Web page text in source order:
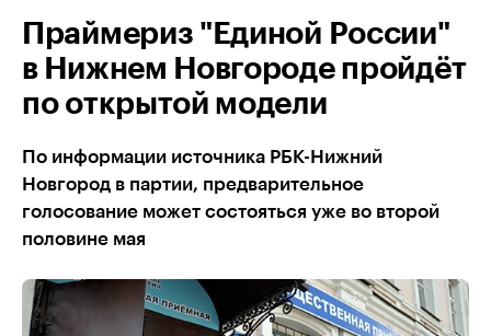
Праймериз "Единой России"
в Нижнем Новгороде пройдёт
по открытой модели
По информации источника РБК-Нижний
Новгород в партии, предварительное
голосование может состояться уже во второй
половине мая